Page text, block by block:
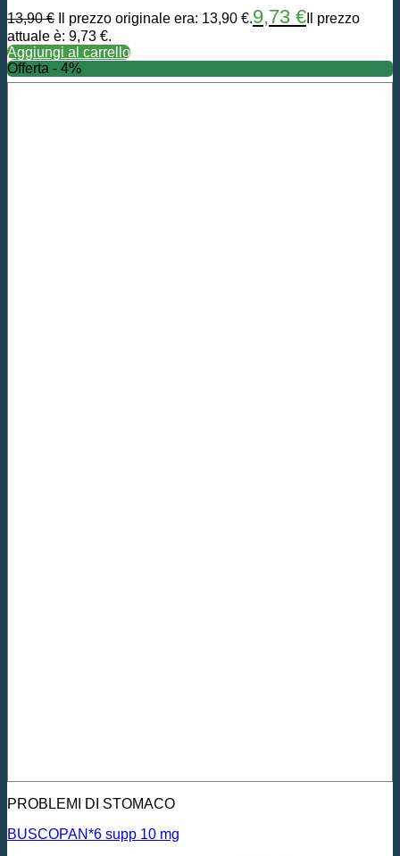
13,90€ Il prezzo originale era: 13,90 €.9,73 € Il prezzo
attuale è: 9,73 €.
Aggiungi al carrello
Offerta - 4%
PROBLEMI DI STOMACO
BUSCOPAN*6 supp 10 mg